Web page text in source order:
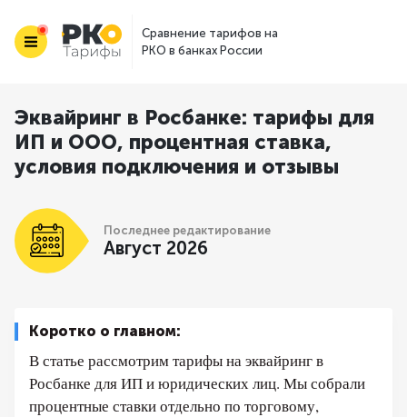
Сравнение тарифов на
РКО в банках России
Эквайринг в Росбанке: тарифы для
ИП и ООО, процентная ставка,
условия подключения и отзывы
Последнее редактирование
Август 2026
Коротко о главном:
В статье рассмотрим тарифы на эквайринг в
Росбанке для ИП и юридических лиц. Мы собрали
процентные ставки отдельно по торговому,